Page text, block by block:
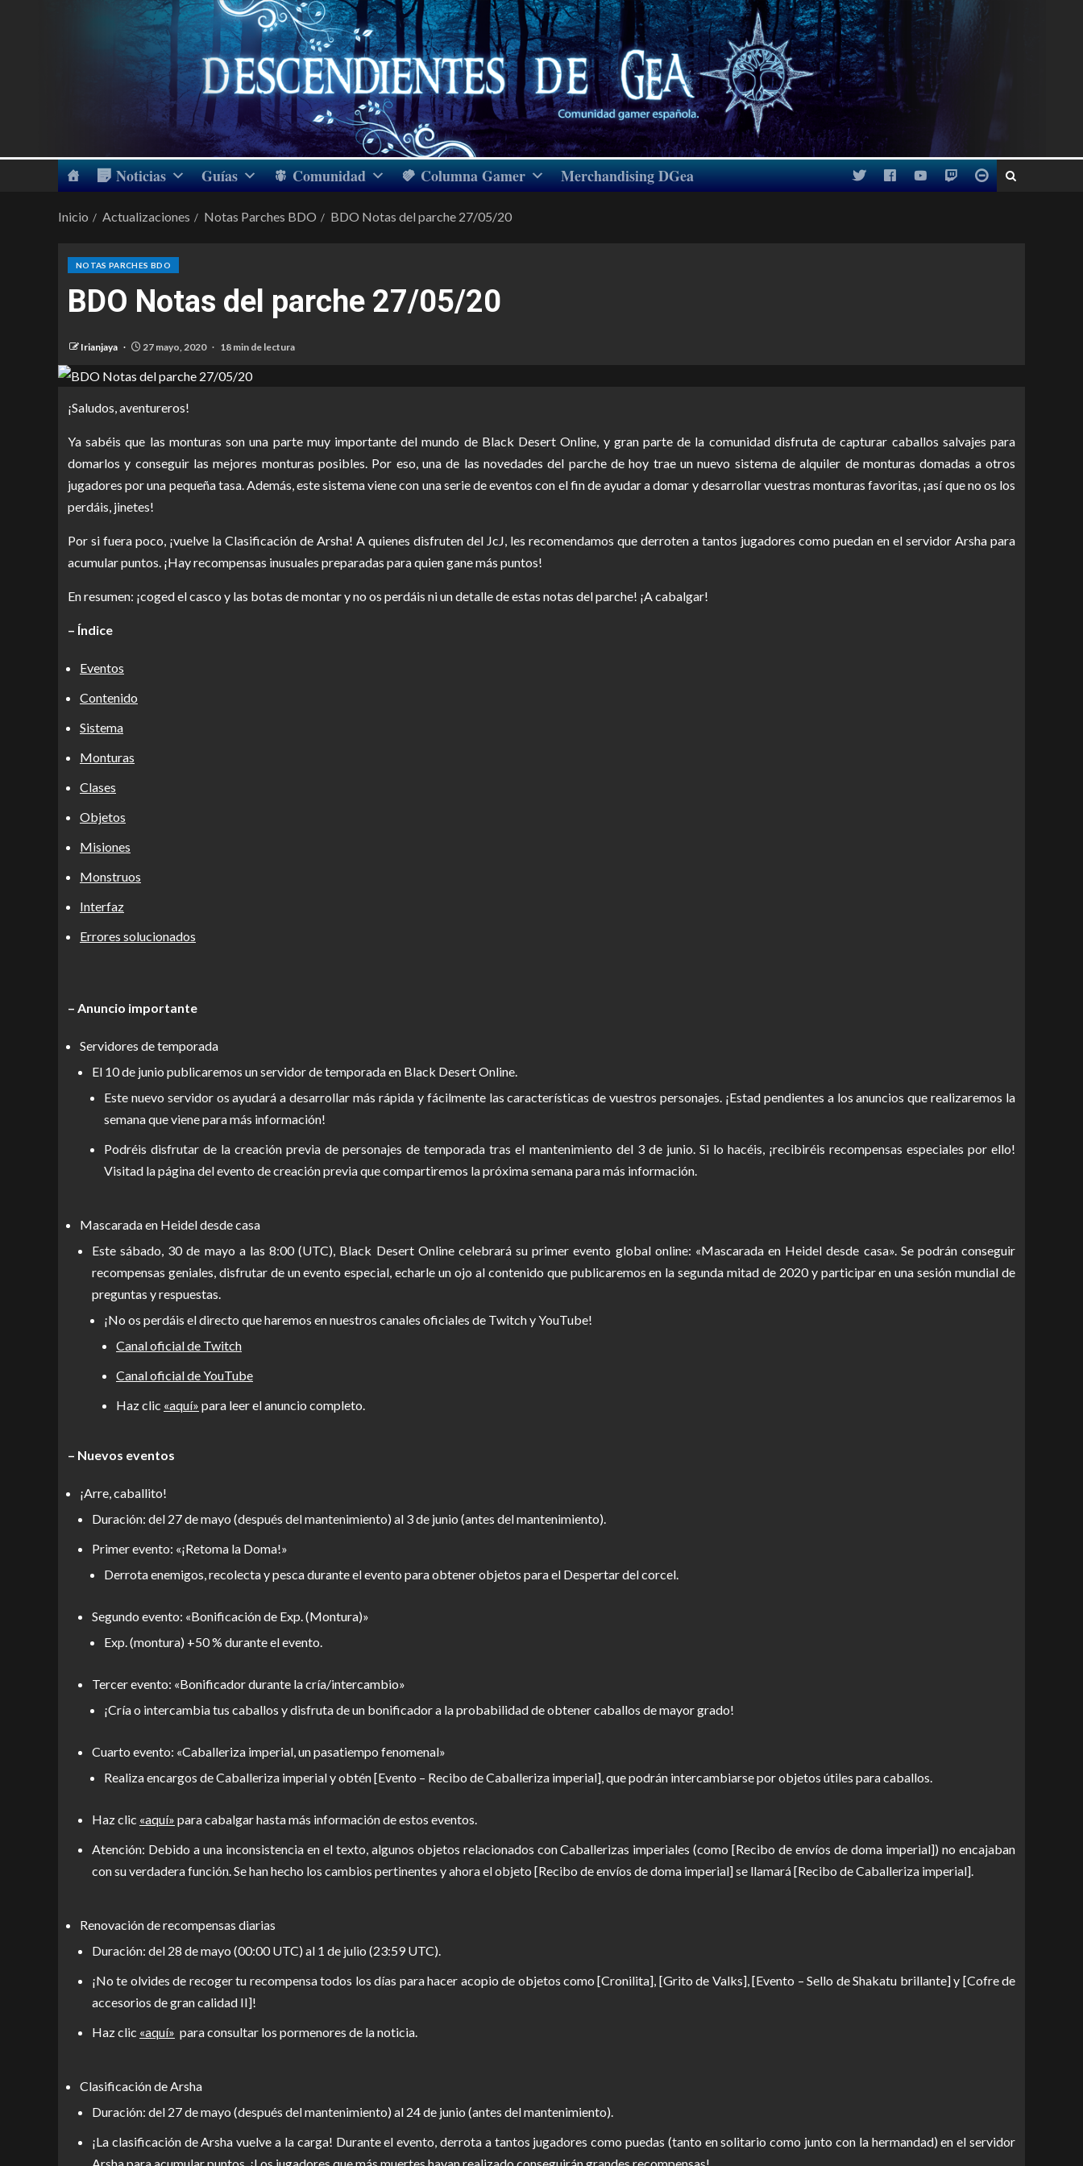
Noticias Guías Comunidad Columna Gamer Merchandising DGea
Inicio Actualizaciones Notas Parches BDO BDO Notas del parche 27/05/20
NOTAS PARCHES BDO
BDO Notas del parche 27/05/20
Irianjaya 27 mayo, 2020 18 min de lectura
¡Saludos, aventureros!
Ya sabéis que las monturas son una parte muy importante del mundo de Black Desert Online, y gran parte de la comunidad disfruta de capturar caballos salvajes para
domarlos y conseguir las mejores monturas posibles. Por eso, una de las novedades del parche de hoy trae un nuevo sistema de alquiler de monturas domadas a otros
jugadores por una pequeña tasa. Además, este sistema viene con una serie de eventos con el fin de ayudar a domar y desarrollar vuestras monturas favoritas, ¡así que no os los
perdáis, jinetes!
Por si fuera poco, ¡vuelve la Clasificación de Arsha! A quienes disfruten del JcJ, les recomendamos que derroten a tantos jugadores como puedan en el servidor Arsha para
acumular puntos. ¡Hay recompensas inusuales preparadas para quien gane más puntos!
En resumen: ¡coged el casco y las botas de montar y no os perdáis ni un detalle de estas notas del parche! ¡A cabalgar!
– Índice
Eventos
Contenido
Sistema
Monturas
Clases
Objetos
Misiones
Monstruos
Interfaz
Errores solucionados
– Anuncio importante
Servidores de temporada
El 10 de junio publicaremos un servidor de temporada en Black Desert Online.
Este nuevo servidor os ayudará a desarrollar más rápida y fácilmente las características de vuestros personajes. ¡Estad pendientes a los anuncios que realizaremos la
semana que viene para más información!
Podréis disfrutar de la creación previa de personajes de temporada tras el mantenimiento del 3 de junio. Si lo hacéis, ¡recibiréis recompensas especiales por ello!
Visitad la página del evento de creación previa que compartiremos la próxima semana para más información.
Mascarada en Heidel desde casa
Este sábado, 30 de mayo a las 8:00 (UTC), Black Desert Online celebrará su primer evento global online: «Mascarada en Heidel desde casa». Se podrán conseguir
recompensas geniales, disfrutar de un evento especial, echarle un ojo al contenido que publicaremos en la segunda mitad de 2020 y participar en una sesión mundial de
preguntas y respuestas.
¡No os perdáis el directo que haremos en nuestros canales oficiales de Twitch y YouTube!
Canal oficial de Twitch
Canal oficial de YouTube
Haz clic «aquí» para leer el anuncio completo.
– Nuevos eventos
¡Arre, caballito!
Duración: del 27 de mayo (después del mantenimiento) al 3 de junio (antes del mantenimiento).
Primer evento: «¡Retoma la Doma!»
Derrota enemigos, recolecta y pesca durante el evento para obtener objetos para el Despertar del corcel.
Segundo evento: «Bonificación de Exp. (Montura)»
Exp. (montura) +50 % durante el evento.
Tercer evento: «Bonificador durante la cría/intercambio»
¡Cría o intercambia tus caballos y disfruta de un bonificador a la probabilidad de obtener caballos de mayor grado!
Cuarto evento: «Caballeriza imperial, un pasatiempo fenomenal»
Realiza encargos de Caballeriza imperial y obtén [Evento – Recibo de Caballeriza imperial], que podrán intercambiarse por objetos útiles para caballos.
Haz clic «aquí» para cabalgar hasta más información de estos eventos.
Atención: Debido a una inconsistencia en el texto, algunos objetos relacionados con Caballerizas imperiales (como [Recibo de envíos de doma imperial]) no encajaban
con su verdadera función. Se han hecho los cambios pertinentes y ahora el objeto [Recibo de envíos de doma imperial] se llamará [Recibo de Caballeriza imperial].
Renovación de recompensas diarias
Duración: del 28 de mayo (00:00 UTC) al 1 de julio (23:59 UTC).
¡No te olvides de recoger tu recompensa todos los días para hacer acopio de objetos como [Cronilita], [Grito de Valks], [Evento – Sello de Shakatu brillante] y [Cofre de
accesorios de gran calidad II]!
Haz clic «aquí» para consultar los pormenores de la noticia.
Clasificación de Arsha
Duración: del 27 de mayo (después del mantenimiento) al 24 de junio (antes del mantenimiento).
¡La clasificación de Arsha vuelve a la carga! Durante el evento, derrota a tantos jugadores como puedas (tanto en solitario como junto con la hermandad) en el servidor